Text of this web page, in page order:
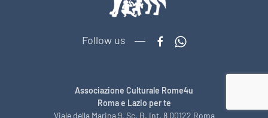
Follow us
Associazione Culturale Rome4u
Roma e Lazio per te
Viale della Marina 9, Sc. B, Int. 8 00122 Roma